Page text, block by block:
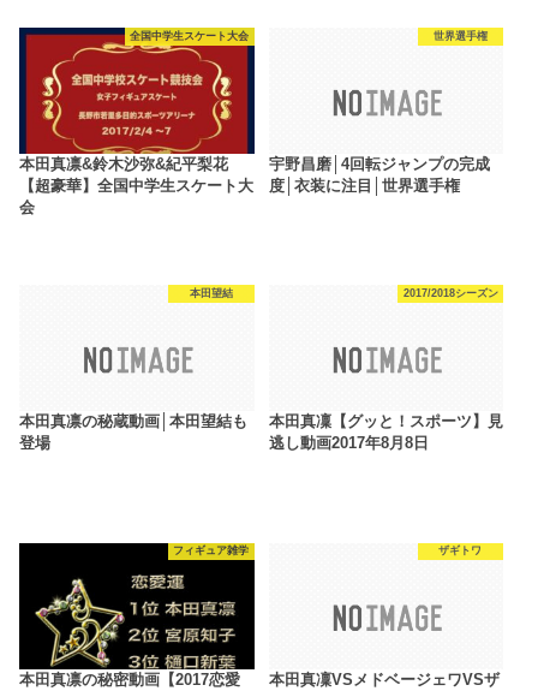
全国中学生スケート大会
本田真凛&鈴木沙弥&紀平梨花
【超豪華】全国中学生スケート大
会
世界選手権
宇野昌磨│4回転ジャンプの完成
度│衣装に注目│世界選手権
本田望結
本田真凛の秘蔵動画│本田望結も
登場
2017/2018シーズン
本田真凜【グッと！スポーツ】見
逃し動画2017年8月8日
フィギュア雑学
本田真凛の秘密動画【2017恋愛
ザギトワ
本田真凜VSメドベージェワVSザ